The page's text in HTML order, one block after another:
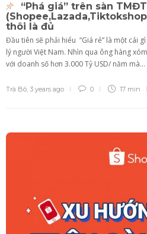
“Phá giá” trên sàn
thôi là đủ
Đầu tiên sẽ phải hiểu “Giá rẻ” là một cái
lý người Việt Nam. Nhìn qua ông hàng
với doanh số hơn 3.000 Tỷ USD/ năm mà...
Trà Bô, 3 years ago 0 17 min